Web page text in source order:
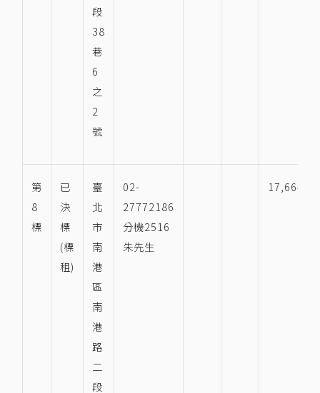
段
38
巷
6
之
2
號
第
8
標
已
決
標
(標
租)
臺
北
市
南
港
區
南
港
路
二
段
02-
27772186
分機2516
朱先生
17,664